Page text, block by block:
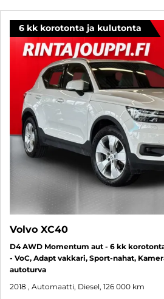
6 kk korotonta ja kulutonta
Volvo XC40
D4 AWD Momentum aut - 6 kk
- VoC, Adapt vakkari, Sport-nahat,
autoturva
2018 , Automaatti, Diesel, 126 000 km